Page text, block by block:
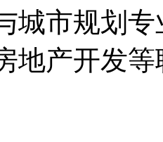
城市规划
地产开发